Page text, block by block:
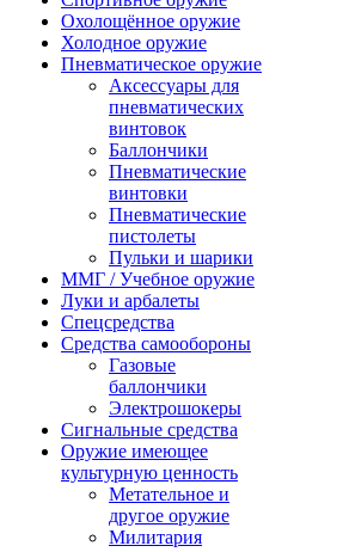
Охолощённое оружие
Холодное оружие
Пневматическое оружие
Аксессуары для
пневматических
винтовок
Баллончики
Пневматические
винтовки
Пневматические
пистолеты
Пульки и шарики
ММГ / Учебное оружие
Луки и арбалеты
Спецсредства
Средства самообороны
Газовые
баллончики
Электрошокеры
Сигнальные средства
Оружие имеющее
культурную ценность
Метательное и
другое оружие
Милитария